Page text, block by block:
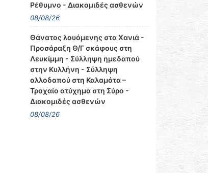
Ρέθυμνο - Διακομιδές ασθενών
08/08/26
Θάνατος λουόμενης στα Χανιά -
Προσάραξη Θ/Γ σκάφους στη
Λευκίμμη - Σύλληψη ημεδαπού
στην Κυλλήνη - Σύλληψη
αλλοδαπού στη Καλαμάτα –
Τροχαίο ατύχημα στη Σύρο -
Διακομιδές ασθενών
08/08/26